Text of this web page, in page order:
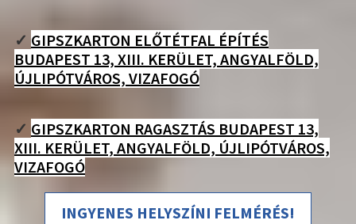
✓ GIPSZKARTON ELŐTÉTFAL ÉPÍTÉS
BUDAPEST 13, XIII. KERÜLET, ANGYALFÖLD,
ÚJLIPÓTVÁROS, VIZAFOGÓ
✓ GIPSZKARTON RAGASZTÁS BUDAPEST 13,
XIII. KERÜLET, ANGYALFÖLD, ÚJLIPÓTVÁROS,
VIZAFOGÓ
INGYENES HELYSZÍNI FELMÉRÉS!